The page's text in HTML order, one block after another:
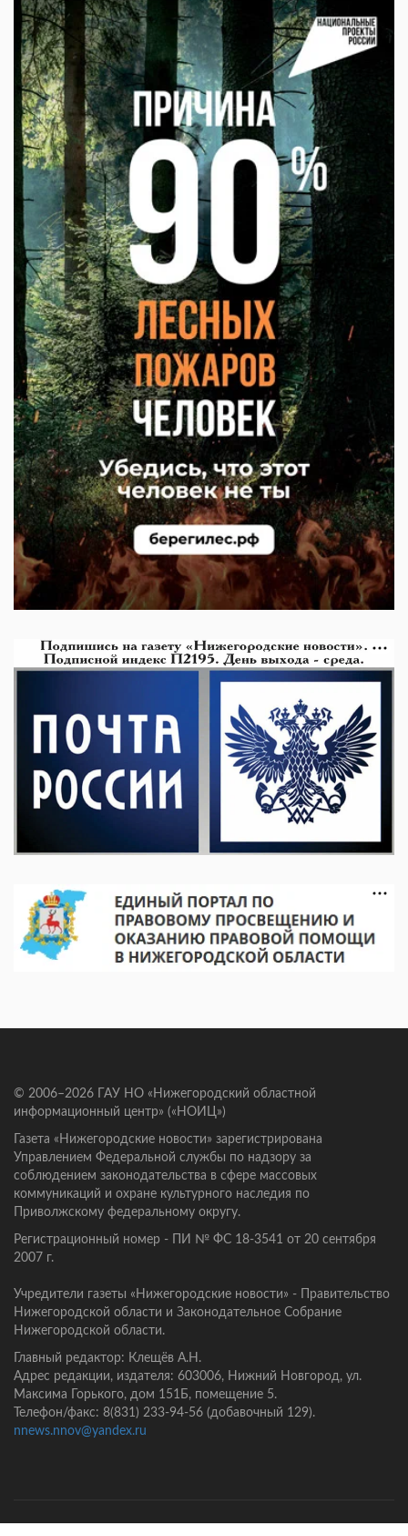
© 2006–2026 ГАУ НО «Нижегородский областной
информационный центр» («НОИЦ»)
Газета «Нижегородские новости» зарегистрирована
Управлением Федеральной службы по надзору за
соблюдением законодательства в сфере массовых
коммуникаций и охране культурного наследия по
Приволжскому федеральному округу.
Регистрационный номер - ПИ № ФС 18-3541 от 20 сентября
2007 г.
Учредители газеты «Нижегородские новости» - Правительство
Нижегородской области и Законодательное Собрание
Нижегородской области.
Главный редактор: Клещёв А.Н.
Адрес редакции, издателя: 603006, Нижний Новгород, ул.
Максима Горького, дом 151Б, помещение 5.
Телефон/факс: 8(831) 233-94-56 (добавочный 129).
nnews.nnov@yandex.ru